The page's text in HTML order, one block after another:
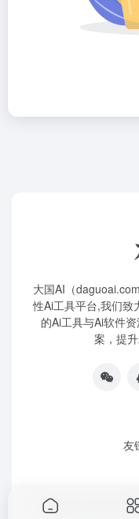
大国AI（
性Ai工具平台,我们致
的Ai工具与Ai软件
案，提
友
Copyright © 2026 大国